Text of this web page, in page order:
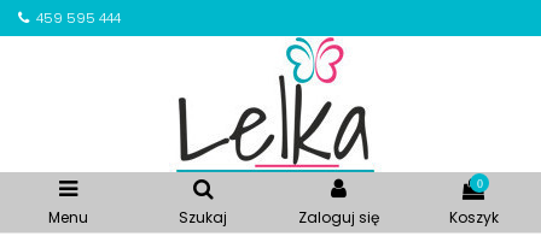
459 595 444
Menu Szukaj Zaloguj się
0
Koszyk